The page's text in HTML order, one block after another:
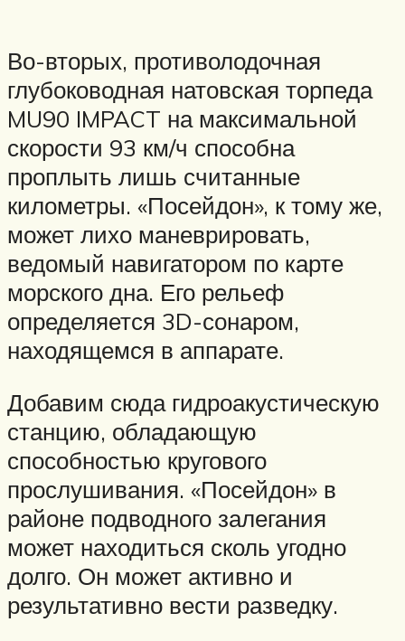
Во-вторых, противолодочная
глубоководная натовская торпеда
MU90 IMPACT на максимальной
скорости 93 км/ч способна
проплыть лишь считанные
километры. «Посейдон», к тому же,
может лихо маневрировать,
ведомый навигатором по карте
морского дна. Его рельеф
определяется 3D-сонаром,
находящемся в аппарате.
Добавим сюда гидроакустическую
станцию, обладающую
способностью кругового
прослушивания. «Посейдон» в
районе подводного залегания
может находиться сколь угодно
долго. Он может активно и
результативно вести разведку.